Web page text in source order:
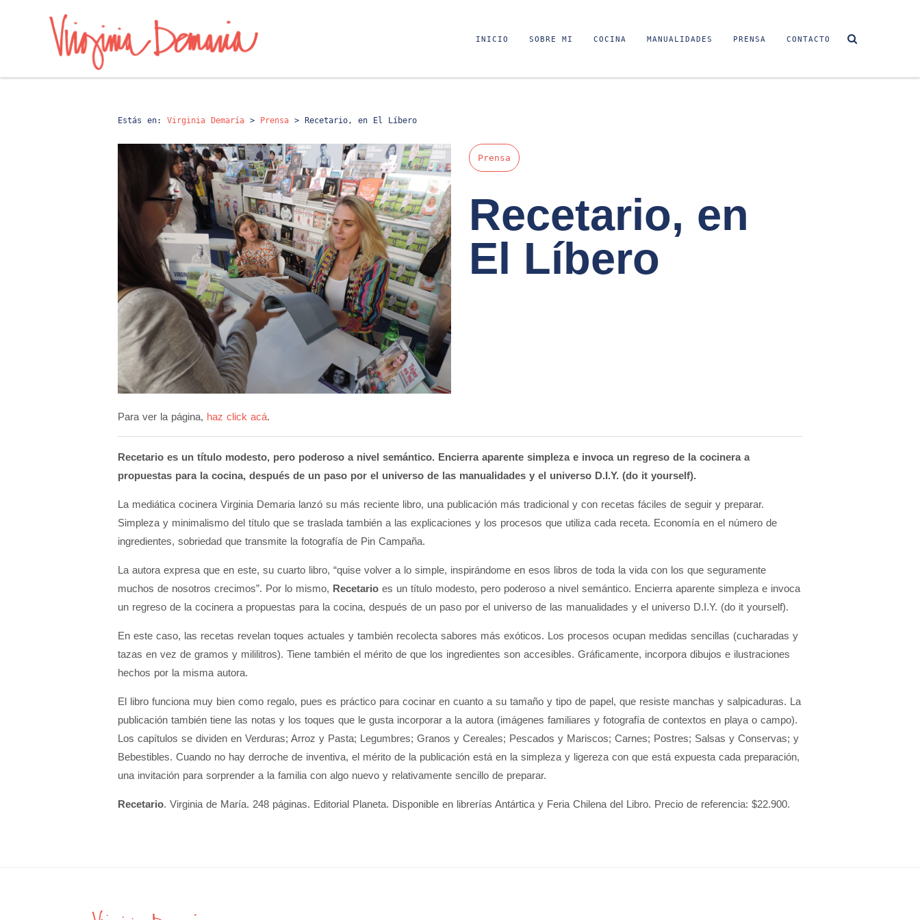
INICIO SOBRE MI COCINA MANUALIDADES PRENSA CONTACTO
Estás en: Virginia Demaría > Prensa > Recetario, en El Líbero
Prensa
Recetario, en
El Líbero
Para ver la página, haz click acá.
Recetario es un título modesto, pero poderoso a nivel semántico. Encierra aparente simpleza e invoca un regreso de la cocinera a
propuestas para la cocina, después de un paso por el universo de las manualidades y el universo D.I.Y. (do it yourself).
La mediática cocinera Virginia Demaria lanzó su más reciente libro, una publicación más tradicional y con recetas fáciles de seguir y preparar.
Simpleza y minimalismo del título que se traslada también a las explicaciones y los procesos que utiliza cada receta. Economía en el número de
ingredientes, sobriedad que transmite la fotografía de Pin Campaña.
La autora expresa que en este, su cuarto libro, “quise volver a lo simple, inspirándome en esos libros de toda la vida con los que seguramente
muchos de nosotros crecimos”. Por lo mismo, Recetario es un título modesto, pero poderoso a nivel semántico. Encierra aparente simpleza e invoca
un regreso de la cocinera a propuestas para la cocina, después de un paso por el universo de las manualidades y el universo D.I.Y. (do it yourself).
En este caso, las recetas revelan toques actuales y también recolecta sabores más exóticos. Los procesos ocupan medidas sencillas (cucharadas y
tazas en vez de gramos y mililitros). Tiene también el mérito de que los ingredientes son accesibles. Gráficamente, incorpora dibujos e ilustraciones
hechos por la misma autora.
El libro funciona muy bien como regalo, pues es práctico para cocinar en cuanto a su tamaño y tipo de papel, que resiste manchas y salpicaduras. La
publicación también tiene las notas y los toques que le gusta incorporar a la autora (imágenes familiares y fotografía de contextos en playa o campo).
Los capítulos se dividen en Verduras; Arroz y Pasta; Legumbres; Granos y Cereales; Pescados y Mariscos; Carnes; Postres; Salsas y Conservas; y
Bebestibles. Cuando no hay derroche de inventiva, el mérito de la publicación está en la simpleza y ligereza con que está expuesta cada preparación,
una invitación para sorprender a la familia con algo nuevo y relativamente sencillo de preparar.
Recetario. Virginia de María. 248 páginas. Editorial Planeta. Disponible en librerías Antártica y Feria Chilena del Libro. Precio de referencia: $22.900.